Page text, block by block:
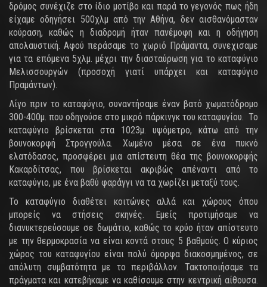
δρόμος συνέχιζε στο ίδιο μοτίβο και παρά το γεγονός πως ήδη
είχαμε οδηγήσει 500χλμ από την Αθήνα, δεν αισθανόμασταν
κούραση, καθώς η διαδρομή ήταν πανέμοφη και η οδήγηση
απολαυστική. Αφού περάσαμε το χωριό Πράμαντα, συνεχισαμε
για τα επόμενα 5χλμ. μέχρι την διασταύρωση για το καταφύγιο
Μελισσουργών (προσοχή γιατί υπάρχει και καταφύγιο
Πραμάντων).
Λίγο πριν το καταφύγιο, συναντήσαμε έναν βατό χωματόδρομο
300-400μ. που οδηγούσε στο μικρό πάρκινγκ του καταφυγίου. Το
καταφύγιο βρίσκεται στα 1023μ. υψόμετρο, κάτω από την
βουνοκορφή Στρογγούλα. Χωμένο μέσα σε ένα πυκνό
ελατόδασος, προσφέρει μια απίστευτη θέα της βουνοκορφής
Κακαρδίτσας, που βρίσκεται ακριβώς απέναντι από το
καταφύγιο, με ένα βαθύ φαράγγι να τα χωρίζει μεταξύ τους.
Το καταφύγιο διαθέτει κοιτώνες αλλά και χώρους όπου
μπορείς να στήσεις σκηνές. Εμείς προτιμήσαμε να
διανυκτερεύσουμε σε δωμάτιο, καθώς το κρύο ήταν απίστευτο
με την θερμοκρασία να είναι κοντά στους 5 βαθμούς. Ο κύριος
χώρος του καταφυγίου είναι πολύ όμορφα διακοσμημένος, σε
απόλυτη συμβατότητα με το περιβάλλον. Τακτοποιήσαμε τα
πράγματα και κατεβήκαμε να καθίσουμε στην κεντρική αίθουσα.